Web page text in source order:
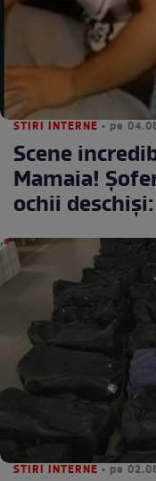
STIRI INTERNE • pe
Scene
Mamaia!
ochii
STIRI INTERNE • pe